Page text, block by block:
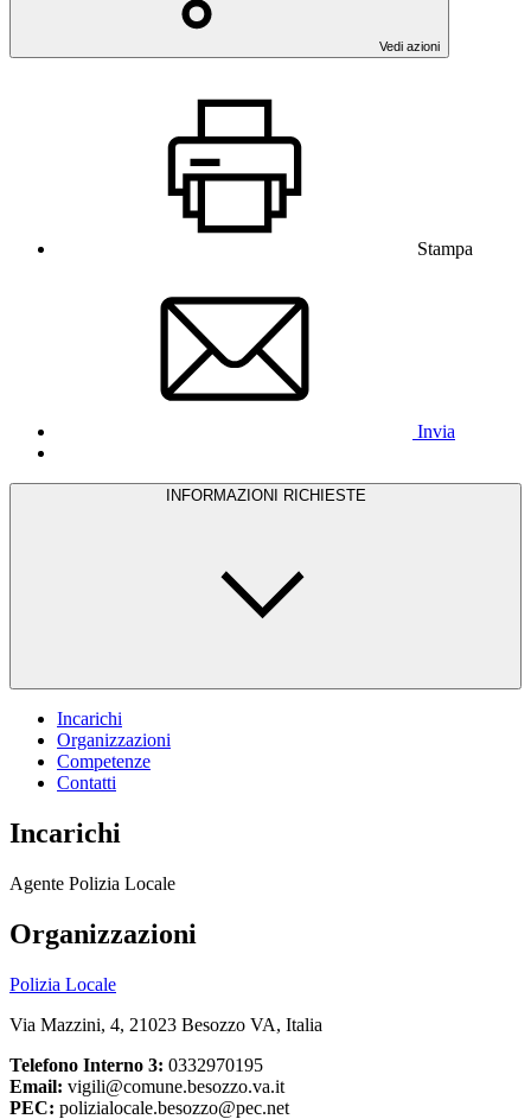
Vedi azioni
Stampa
Invia
INFORMAZIONI RICHIESTE
Incarichi
Organizzazioni
Competenze
Contatti
Incarichi
Agente Polizia Locale
Organizzazioni
Polizia Locale
Via Mazzini, 4, 21023 Besozzo VA, Italia
Telefono Interno 3: 0332970195
Email: vigili@comune.besozzo.va.it
PEC: polizialocale.besozzo@pec.net